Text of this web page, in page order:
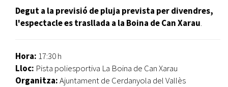
Degut a la previsió de pluja prevista per divendres,
l'espectacle es trasllada a la Boina de Can Xarau.
Hora: 17:30 h
Lloc: Pista poliesportiva La Boina de Can Xarau
Organitza:Ajuntament de Cerdanyola del Vallès